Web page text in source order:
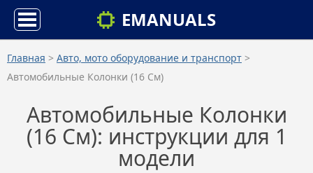
EMANUALS
Главная > Авто, мото оборудование и транспорт >
Автомобильные Колонки (16 См)
Автомобильные Колонки
(16 См): инструкции для 1
модели